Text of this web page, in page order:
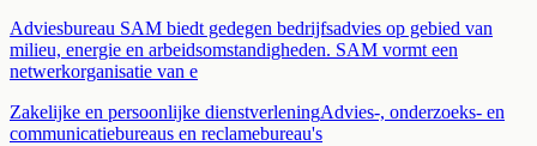
Adviesbureau SAM biedt gedegen bedrijfsadvies op gebied van
milieu, energie en arbeidsomstandigheden. SAM vormt een
netwerkorganisatie van e
Zakelijke en persoonlijke dienstverleningAdvies-, onderzoeks- en
communicatiebureaus en reclamebureau's